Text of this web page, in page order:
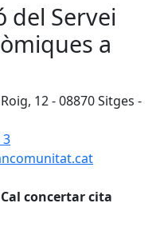
del Servei
a
12 - 08870 Sitges -
3
Cal concertar cita